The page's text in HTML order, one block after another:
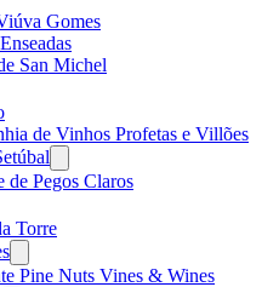
Gomes
San Michel
de Vinhos Profetas e Villões
menu
de Pegos Claros
Torre
menu
Pine Nuts Vines & Wines